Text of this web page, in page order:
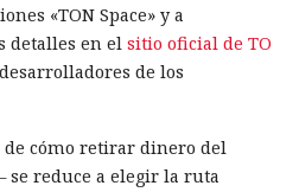
«TON Space» y a
detalles en el sitio oficial de TO
de los
cómo retirar dinero del
reduce a elegir la ruta